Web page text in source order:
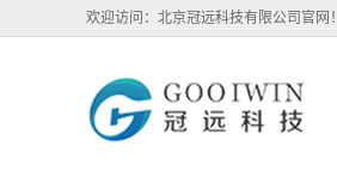
欢迎访问：北京冠远科技有限公司官网！